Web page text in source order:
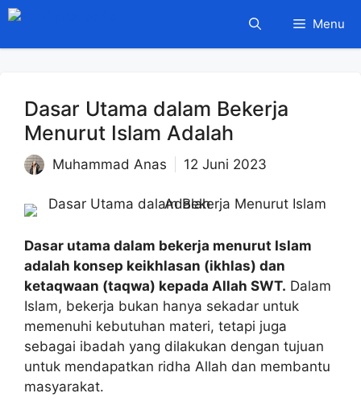
Langsung
isi
Menu
Dasar Utama dalam Bekerja
Menurut Islam Adalah
Muhammad Anas 12 Juni 2023
Dasar utama dalam bekerja menurut Islam
adalah konsep keikhlasan (ikhlas) dan
ketaqwaan (taqwa) kepada Allah SWT. Dalam
Islam, bekerja bukan hanya sekadar untuk
memenuhi kebutuhan materi, tetapi juga
sebagai ibadah yang dilakukan dengan tujuan
untuk mendapatkan ridha Allah dan membantu
masyarakat.